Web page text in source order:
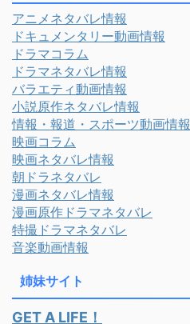
アニメネタバレ情報
ドキュメンタリー動画情報
ドラマコラム
ドラマネタバレ情報
バラエティ動画情報
小説原作ネタバレ情報
情報・報道・スポーツ動画情報
映画コラム
映画ネタバレ情報
朝ドラネタバレ
漫画ネタバレ情報
漫画原作ドラマネタバレ
特撮ドラマネタバレ
音楽動画情報
姉妹サイト
GET A LIFE！